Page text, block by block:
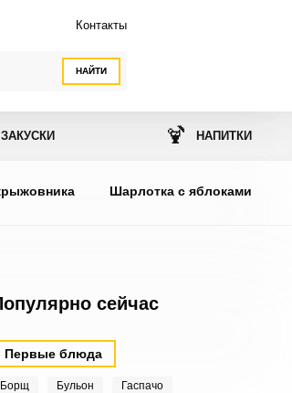
НАЙТИ
Контакты
ЗАКУСКИ 🍹 НАПИТКИ
Шарлотка с яблоками
сейчас
Первые блюда
Борщ Бульон Гаспачо